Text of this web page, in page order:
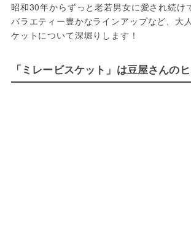
昭和30年からずっと老若男女に愛され続け
バラエティー豊かなラインアップなど、大
ケットについて深堀りします！
「ミレービスケット」は豆屋さんの